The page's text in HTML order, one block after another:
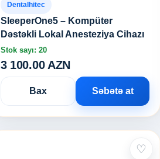
Dentalhitec
SleeperOne5 – Kompüter
Dəstəkli Lokal Anesteziya Cihazı
Stok sayı: 20
3 100.00 AZN
Bax Səbətə at
♡